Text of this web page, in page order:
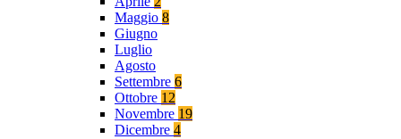
Maggio 8
Giugno
Luglio
Agosto
Settembre 6
Ottobre 12
Novembre 19
Dicembre 4